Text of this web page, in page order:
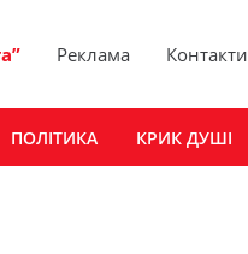
Реклама Контакти
ПОЛІТИКА КРИК ДУШІ